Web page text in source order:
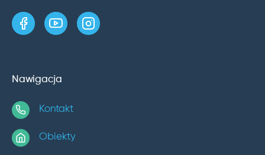
strona w serwisie Facebook
kanał w serwisie YouTube
profil w serwisie Instagram
Nawigacja
Kontakt
Obiekty